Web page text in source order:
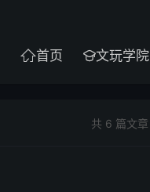
首页 文玩学院
共 6 篇文章